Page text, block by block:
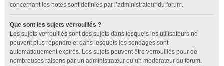
concernant les notes sont définies par l’administrateur du forum.
Que sont les sujets verrouillés ?
Les sujets verrouillés sont des sujets dans lesquels les utilisateurs ne
peuvent plus répondre et dans lesquels les sondages sont
automatiquement expirés. Les sujets peuvent être verrouillés pour de
nombreuses raisons par un administrateur ou un modérateur du forum.